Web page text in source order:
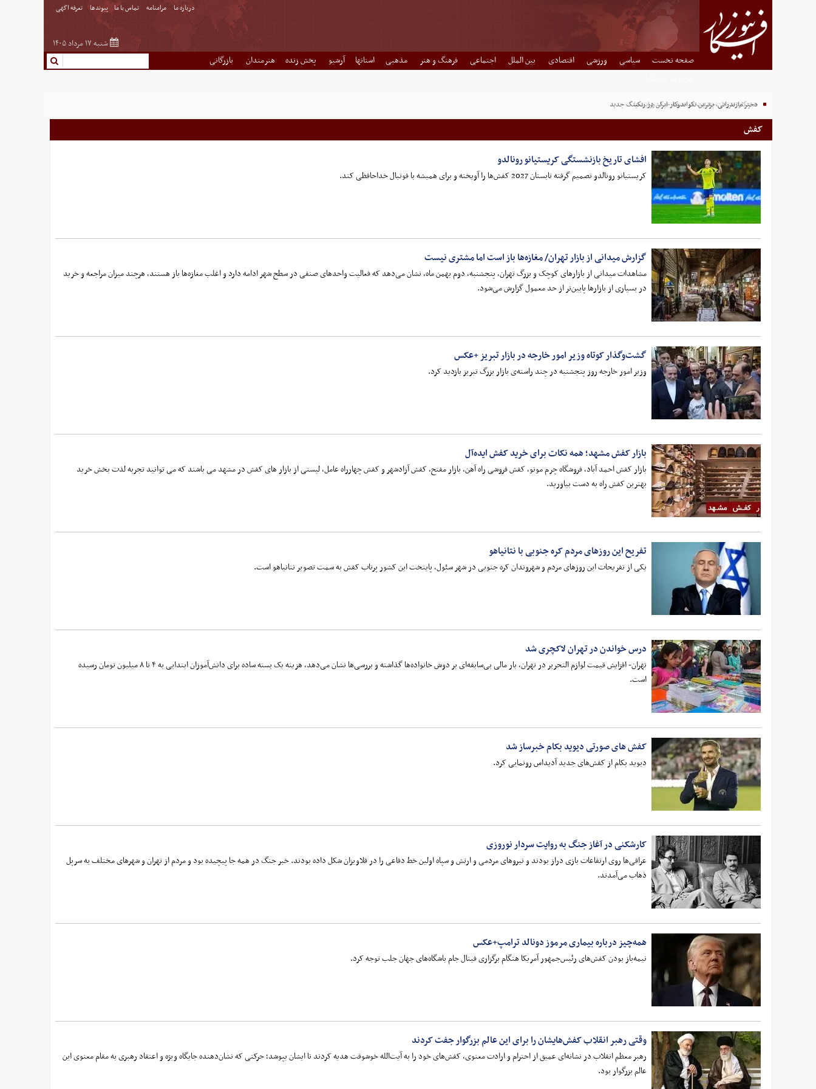
درباره ما مرامنامه تماس با ما پیوندها تعرفه اگهی
شنبه ۱۷ مرداد ۱۴۰۵
صفحه نخست سیاسی ورزشی اقتصادی بین الملل اجتماعی فرهنگ و هنر مذهبی استانها آرشیو پخش زنده هنرمندان
بازرگانی
دختر مازندرانی، برترین تکواندوکار ایران در رنکینگ جدید
کفش
افشای تاریخ بازنشستگی کریستیانو رونالدو
کریستیانو رونالدو تصمیم گرفته تابستان 2027 کفش‌ها را آویخته و برای همیشه با فوتبال خداحافظی کند.
گزارش میدانی از بازار تهران/ مغازه‌ها باز است اما مشتری نیست
مشاهدات میدانی از بازارهای کوچک و بزرگ تهران، پنجشنبه، دوم بهمن ماه، نشان می‌دهد که فعالیت واحدهای صنفی در سطح شهر ادامه دارد و اغلب مغازه‌ها باز هستند، هرچند میزان مراجعه و خرید
در بسیاری از بازارها پایین‌تر از حد معمول گزارش می‌شود.
گشت‌وگذار کوتاه وزیر امور خارجه در بازار تبریز +عکس
وزیر امور خارجه روز پنجشنبه در چند راسته‌ی بازار بزرگ تبریز بازدید کرد.
بازار کفش مشهد؛ همه نکات برای خرید کفش ایده‌آل
بازار کفش احمد آباد، فروشگاه چرم مونو، کفش فروشی راه آهن، بازار مفتح، کفش آزادشهر و کفش چهارراه عامل، لیستی از بازار های کفش در مشهد می باشند که می توانید تجربه لذت بخش خرید
بهترین کفش راه به دست بیاورید.
تفریح این روزهای مردم کره جنوبی با نتانیاهو
یکی از تفریحات این روزهای مردم و شهروندان کره جنوبی در شهر سئول، پایتخت این کشور پرتاب کفش به سمت تصویر نتانیاهو است.
درس خواندن در تهران لاکچری شد
تهران- افزایش قیمت لوازم التحریر در تهران، بار مالی بی‌سابقه‌ای بر دوش خانواده‌ها گذاشته و بررسی‌ها نشان می‌دهد، هزینه یک بسته ساده برای دانش‌آموزان ابتدایی به ۴ تا ۸ میلیون تومان رسیده
است.
کفش های صورتی دیوید بکام خبرساز شد
دیوید بکام از کفش‌های جدید آدیداس رونمایی کرد.
کارشکنی در آغاز جنگ به روایت سردار نوروزی
عراقی‌ها روی ارتفاعات بازی دراز بودند و نیروهای مردمی و ارتش و سپاه اولین خط دفاعی را در قلاویزان شکل داده بودند. خبر جنگ در همه جا پیچیده بود و مردم از تهران و شهرهای مختلف به سرپل
ذهاب می‌آمدند.
همه‌چیز درباره بیماری مرموز دونالد ترامپ+عکس
نیمه‌باز بودن کفش‌های رئیس‌جمهور آمریکا هنگام برگزاری فینال جام باشگاه‌های جهان جلب توجه کرد.
وقتی رهبر انقلاب کفش‌هایشان را برای این عالم بزرگوار جفت کردند
رهبر معظم انقلاب در نشانه‌ای عمیق از احترام و ارادت معنوی، کفش‌های خود را به آیت‌الله خوشوقت هدیه کردند تا ایشان بپوشد؛ حرکتی که نشان‌دهنده جایگاه ویژه و اعتقاد رهبری به مقام معنوی این
عالم بزرگوار بود.